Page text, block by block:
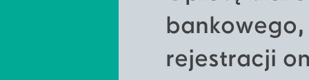
rejestracji